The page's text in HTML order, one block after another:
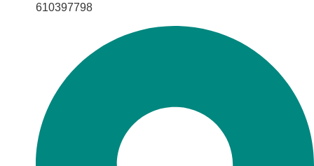
610397798